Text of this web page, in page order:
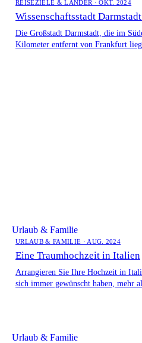
REISEZIELE & LÄNDER · OKT. 2024
Wissenschaftsstadt
Die Großstadt Darmstadt, die im
Kilometer entfernt von Frankfurt
Urlaub & Familie
URLAUB & FAMILIE · AUG. 2024
Eine Traumhochzeit in Italien
Arrangieren Sie Ihre Hochzeit in
sich immer gewünscht haben, mehr
Urlaub & Familie